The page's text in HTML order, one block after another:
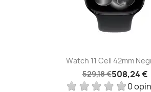
Watch 11 Cell 42mm
529,18 €508,24 €
0